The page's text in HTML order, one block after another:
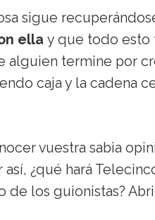
sigue
ella y que todo esto
alguien termine por
caja y la cadena
vuestra sabia
así, ¿qué hará
de los guionistas?